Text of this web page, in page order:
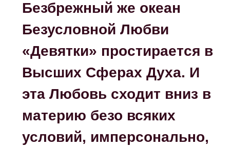
Безбрежный же океан
Безусловной Любви
«Девятки» простирается в
Высших Сферах Духа. И
эта Любовь сходит вниз в
материю безо всяких
условий, имперсонально,